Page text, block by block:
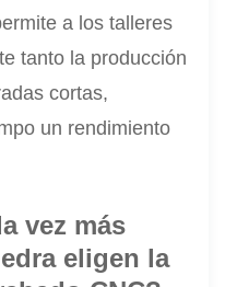
a los talleres
tanto la producción
cortas,
un rendimiento
vez más
eligen la